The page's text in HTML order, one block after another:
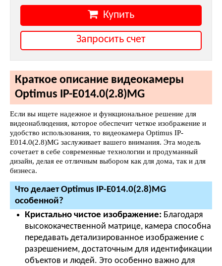
Купить
Запросить счет
Краткое описание видеокамеры
Optimus IP-E014.0(2.8)MG
Если вы ищете надежное и функциональное решение для
видеонаблюдения, которое обеспечит четкое изображение и
удобство использования, то видеокамера Optimus IP-
E014.0(2.8)MG заслуживает вашего внимания. Эта модель
сочетает в себе современные технологии и продуманный
дизайн, делая ее отличным выбором как для дома, так и для
бизнеса.
Что делает Optimus IP-E014.0(2.8)MG
особенной?
Кристально чистое изображение: Благодаря
высококачественной матрице, камера способна
передавать детализированное изображение с
разрешением, достаточным для идентификации
объектов и людей. Это особенно важно для